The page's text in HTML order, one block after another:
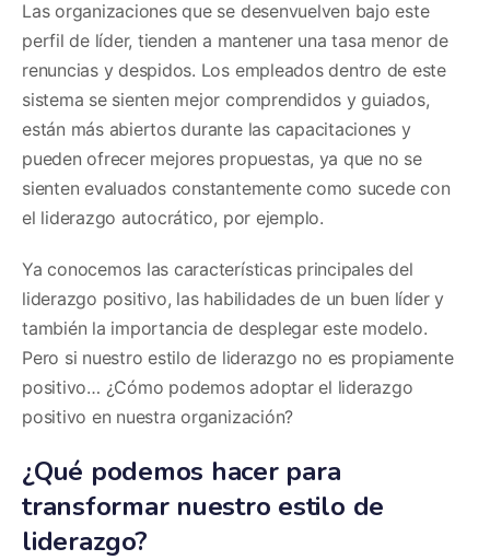
Las organizaciones que se desenvuelven bajo este
perfil de líder, tienden a mantener una tasa menor de
renuncias y despidos. Los empleados dentro de este
sistema se sienten mejor comprendidos y guiados,
están más abiertos durante las capacitaciones y
pueden ofrecer mejores propuestas, ya que no se
sienten evaluados constantemente como sucede con
el liderazgo autocrático, por ejemplo.
Ya conocemos las características principales del
liderazgo positivo, las habilidades de un buen líder y
también la importancia de desplegar este modelo.
Pero si nuestro estilo de liderazgo no es propiamente
positivo… ¿Cómo podemos adoptar el liderazgo
positivo en nuestra organización?
¿Qué podemos hacer para
transformar nuestro estilo de
liderazgo?